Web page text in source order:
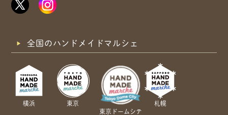
全国のハンドメイドマルシェ
横浜
東京
東京ドームシテ
札幌